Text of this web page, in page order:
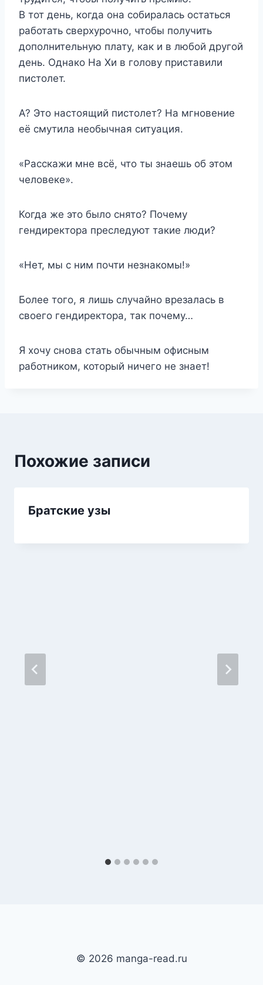
В тот день, когда она собиралась остаться
работать сверхурочно, чтобы получить
дополнительную плату, как и в любой другой
день. Однако На Хи в голову приставили
пистолет.
А? Это настоящий пистолет? На мгновение
её смутила необычная ситуация.
«Расскажи мне всё, что ты знаешь об этом
человеке».
Когда же это было снято? Почему
гендиректора преследуют такие люди?
«Нет, мы с ним почти незнакомы!»
Более того, я лишь случайно врезалась в
своего гендиректора, так почему…
Я хочу снова стать обычным офисным
работником, который ничего не знает!
Похожие записи
Братские узы
© 2026 manga-read.ru